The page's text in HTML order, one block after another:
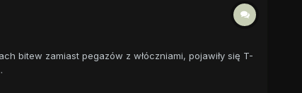
bitew zamiast pegazów z włóczniami, pojawiły się T-